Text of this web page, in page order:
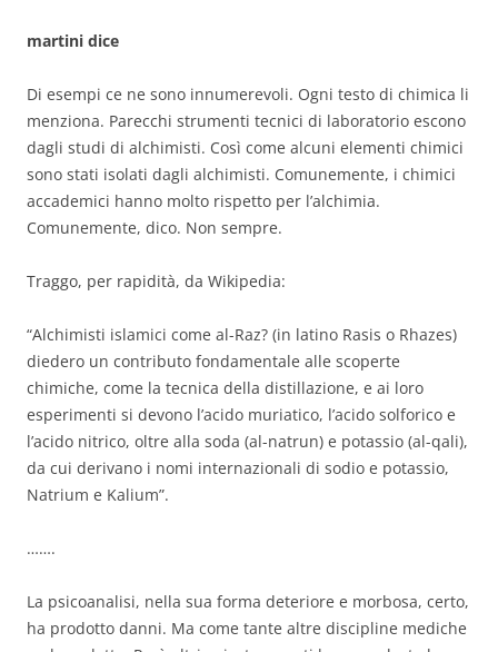
martini dice
Di esempi ce ne sono innumerevoli. Ogni testo di chimica li
menziona. Parecchi strumenti tecnici di laboratorio escono
dagli studi di alchimisti. Così come alcuni elementi chimici
sono stati isolati dagli alchimisti. Comunemente, i chimici
accademici hanno molto rispetto per l’alchimia.
Comunemente, dico. Non sempre.
Traggo, per rapidità, da Wikipedia:
“Alchimisti islamici come al-Raz? (in latino Rasis o Rhazes)
diedero un contributo fondamentale alle scoperte
chimiche, come la tecnica della distillazione, e ai loro
esperimenti si devono l’acido muriatico, l’acido solforico e
l’acido nitrico, oltre alla soda (al-natrun) e potassio (al-qali),
da cui derivano i nomi internazionali di sodio e potassio,
Natrium e Kalium”.
…….
La psicoanalisi, nella sua forma deteriore e morbosa, certo,
ha prodotto danni. Ma come tante altre discipline mediche